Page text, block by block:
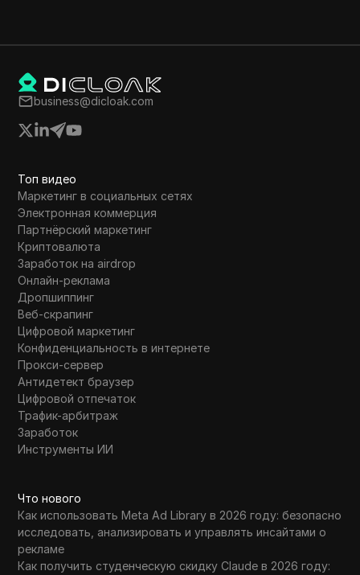
business@dicloak.com
Топ видео
Маркетинг в социальных сетях
Электронная коммерция
Партнёрский маркетинг
Криптовалюта
Заработок на airdrop
Онлайн-реклама
Дропшиппинг
Веб-скрапинг
Цифровой маркетинг
Конфиденциальность в интернете
Прокси-сервер
Антидетект браузер
Цифровой отпечаток
Трафик-арбитраж
Заработок
Инструменты ИИ
Что нового
Как использовать Meta Ad Library в 2026 году: безопасно
исследовать, анализировать и управлять инсайтами о
рекламе
Как получить студенческую скидку Claude в 2026 году: